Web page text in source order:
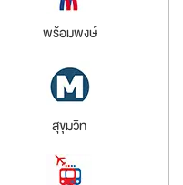
พร้อมพงษ์
สุขุมวิท